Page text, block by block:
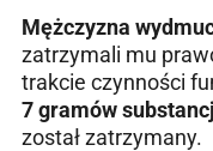
Mężczyzna
zatrzymali mu
trakcie czynności
7 gramów
został zatrzymany.